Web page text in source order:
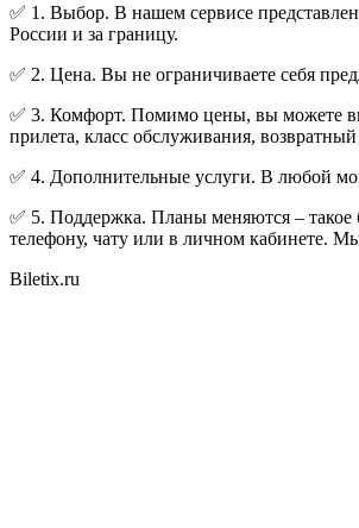
✅ 1. Выбор. В нашем сервисе
России и за границу.
✅ 2. Цена. Вы не ограничиваете себя
✅ 3. Комфорт. Помимо цены, вы можете
прилета, класс обслуживания,
✅ 4. Дополнительные услуги. В любой
✅ 5. Поддержка. Планы меняются – такое
телефону, чату или в личном кабинете.
Biletix.ru